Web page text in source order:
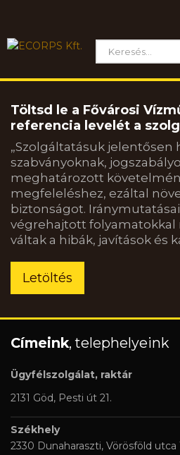
Töltsd le a Fővárosi
referencia levelét a
„Szolgáltatásuk jelentősen
szabványoknak,
meghatározott
megfeleléshez, ezáltal
biztonságot.
végrehajtott
váltak a hibák, javítások és
Letöltés
Címeink, telephelyeink
Ügyfélszolgálat, raktár
2131 Göd, Pesti út 21.
Székhely
2330 Dunaharaszti, Vörösföld utca